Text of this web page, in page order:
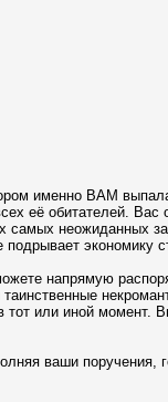
именно ВАМ
её обитателей.
самых неожиданных
подрывает экономику
напрямую
или иной момент.
ваши поручения,